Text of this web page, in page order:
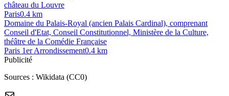
château du Louvre
Paris0.4 km
Domaine du Palais-Royal (ancien Palais Cardinal), comprenant
Conseil d'Etat, Conseil Constitutionnel, Ministère de la Culture,
théâtre de la Comédie Française
Paris 1er Arrondissement0.4 km
Publicité
Sources : Wikidata (CC0)